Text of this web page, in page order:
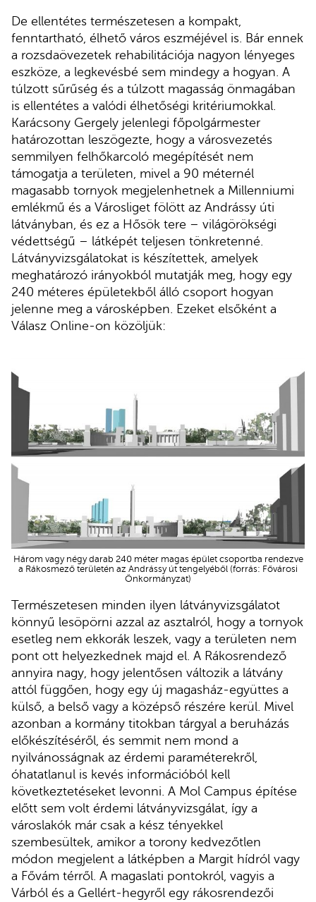
De ellentétes természetesen a kompakt,
fenntartható, élhető város eszméjével is. Bár ennek
a rozsdaövezetek rehabilitációja nagyon lényeges
eszköze, a legkevésbé sem mindegy a hogyan. A
túlzott sűrűség és a túlzott magasság önmagában
is ellentétes a valódi élhetőségi kritériumokkal.
Karácsony Gergely jelenlegi főpolgármester
határozottan leszögezte, hogy a városvezetés
semmilyen felhőkarcoló megépítését nem
támogatja a területen, mivel a 90 méternél
magasabb tornyok megjelenhetnek a Millenniumi
emlékmű és a Városliget fölött az Andrássy úti
látványban, és ez a Hősök tere – világörökségi
védettségű – látképét teljesen tönkretenné.
Látványvizsgálatokat is készítettek, amelyek
meghatározó irányokból mutatják meg, hogy egy
240 méteres épületekből álló csoport hogyan
jelenne meg a városképben. Ezeket elsőként a
Válasz Online-on közöljük:
Három vagy négy darab 240 méter magas épület csoportba rendezve
a Rákosmező területén az Andrássy út tengelyéből (forrás: Fővárosi
Önkormányzat)
Természetesen minden ilyen látványvizsgálatot
könnyű lesöpörni azzal az asztalról, hogy a tornyok
esetleg nem ekkorák leszek, vagy a területen nem
pont ott helyezkednek majd el. A Rákosrendező
annyira nagy, hogy jelentősen változik a látvány
attól függően, hogy egy új magasház-együttes a
külső, a belső vagy a középső részére kerül. Mivel
azonban a kormány titokban tárgyal a beruházás
előkészítéséről, és semmit nem mond a
nyilvánosságnak az érdemi paraméterekről,
óhatatlanul is kevés információból kell
következtetéseket levonni. A Mol Campus építése
előtt sem volt érdemi látványvizsgálat, így a
városlakók már csak a kész tényekkel
szembesültek, amikor a torony kedvezőtlen
módon megjelent a látképben a Margit hídról vagy
a Fővám térről. A magaslati pontokról, vagyis a
Várból és a Gellért-hegyről egy rákosrendezői